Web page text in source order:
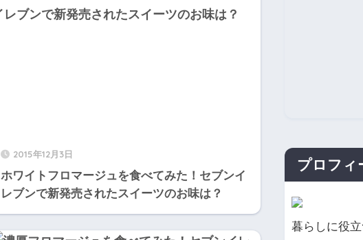
2015年12月3日
ホワイトフロマージュを食べてみた！セブンイ
レブンで新発売されたスイーツのお味は？
プロフィ
暮らしに役